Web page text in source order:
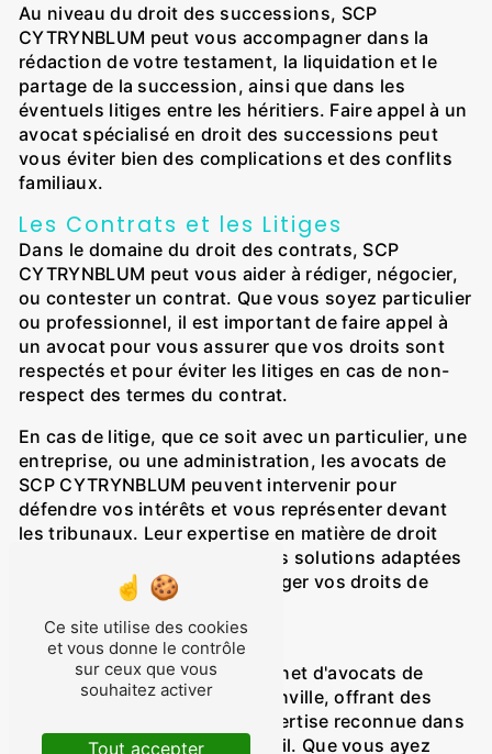
Au niveau du droit des successions, SCP
CYTRYNBLUM peut vous accompagner dans la
rédaction de votre testament, la liquidation et le
partage de la succession, ainsi que dans les
éventuels litiges entre les héritiers. Faire appel à un
avocat spécialisé en droit des successions peut
vous éviter bien des complications et des conflits
familiaux.
Les Contrats et les Litiges
Dans le domaine du droit des contrats, SCP
CYTRYNBLUM peut vous aider à rédiger, négocier,
ou contester un contrat. Que vous soyez particulier
ou professionnel, il est important de faire appel à
un avocat pour vous assurer que vos droits sont
respectés et pour éviter les litiges en cas de non-
respect des termes du contrat.
En cas de litige, que ce soit avec un particulier, une
entreprise, ou une administration, les avocats de
SCP CYTRYNBLUM peuvent intervenir pour
défendre vos intérêts et vous représenter devant
les tribunaux. Leur expertise en matière de droit
civil leur permet de trouver des solutions adaptées
à chaque situation et de protéger vos droits de
manière efficace.
Conclusion
SCP CYTRYNBLUM est le cabinet d'avocats de
référence en Droit Civil à Thionville, offrant des
services de qualité et une expertise reconnue dans
tous les domaines du droit civil. Que vous ayez
Ce site utilise des cookies
et vous donne le contrôle
sur ceux que vous
souhaitez activer
Tout accepter